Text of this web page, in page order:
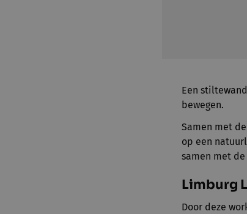
Een
bewegen.
Samen met
op een
samen met
Limburg
Door deze